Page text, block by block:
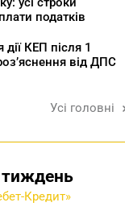
податків
КЕП після 1
від ДПС
Усі головні
тиждень
Кредит»